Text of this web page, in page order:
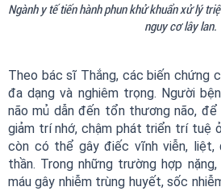
Ngành y tế tiến hành phun khử khuẩn xử lý
nguy cơ lây lan.
Theo bác sĩ Thắng, các biến chứng
đa dạng và nghiêm trọng. Người
não mủ dẫn đến tổn thương não,
giảm trí nhớ, chậm phát triển trí tuệ
còn có thể gây điếc vĩnh viễn, liệt,
thần. Trong những trường hợp
máu gây nhiễm trùng huyết, sốc